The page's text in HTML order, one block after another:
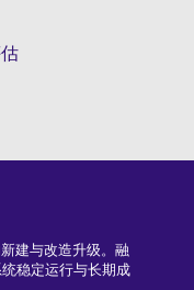
建与改造升级。融
稳定运行与长期成